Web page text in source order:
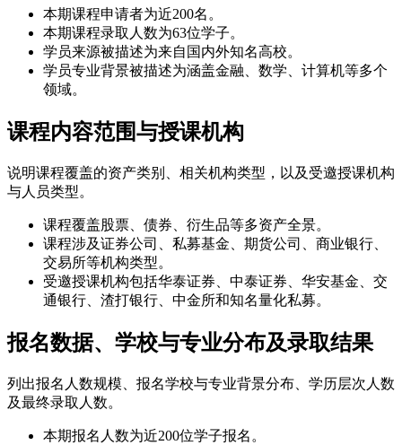
本期课程申请者为近200名。
本期课程录取人数为63位学子。
学员来源被描述为来自国内外知名高校。
学员专业背景被描述为涵盖金融、数学、计算机等多个
领域。
课程内容范围与授课机构
说明课程覆盖的资产类别、相关机构类型，以及受邀授课机构
与人员类型。
课程覆盖股票、债券、衍生品等多资产全景。
课程涉及证券公司、私募基金、期货公司、商业银行、
交易所等机构类型。
受邀授课机构包括华泰证券、中泰证券、华安基金、交
通银行、渣打银行、中金所和知名量化私募。
报名数据、学校与专业分布及录取结果
列出报名人数规模、报名学校与专业背景分布、学历层次人数
及最终录取人数。
本期报名人数为近200位学子报名。